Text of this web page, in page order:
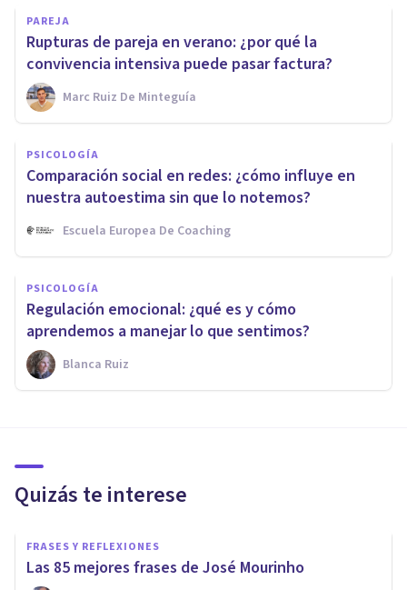
PAREJA
Rupturas de pareja en verano: ¿por qué la
convivencia intensiva puede pasar factura?
Marc Ruiz De Minteguía
PSICOLOGÍA
Comparación social en redes: ¿cómo influye en
nuestra autoestima sin que lo notemos?
Escuela Europea De Coaching
PSICOLOGÍA
Regulación emocional: ¿qué es y cómo
aprendemos a manejar lo que sentimos?
Blanca Ruiz
Quizás te interese
FRASES Y REFLEXIONES
Las 85 mejores frases de José Mourinho